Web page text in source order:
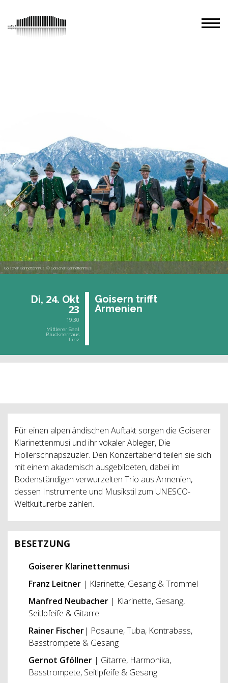
Goiserer Klarinettenmusi © Goiserer Klarinettenmusi
Di, 24. Okt
23
19:30
Mittlerer Saal
Brucknerhaus
Linz
Goi­sern trifft
Ar­me­ni­en
Für einen alpenländischen Auftakt sorgen die Goiserer
Klarinettenmusi und ihr vokaler Ableger, Die
Hollerschnapszuzler. Den Konzertabend teilen sie sich
mit einem akademisch ausgebildeten, dabei im
Bodenständigen verwurzelten Trio aus Armenien,
dessen Instrumente und Musikstil zum UNESCO-
Weltkulturerbe zählen.
BESETZUNG
Goiserer Klarinettenmusi
Franz Leitner | Klarinette, Gesang & Trommel
Manfred Neubacher | Klarinette, Gesang,
Seitlpfeife & Gitarre
Rainer Fischer| Posaune, Tuba, Kontrabass,
Basstrompete & Gesang
Gernot Gföllner | Gitarre, Harmonika,
Basstrompete, Seitlpfeife & Gesang